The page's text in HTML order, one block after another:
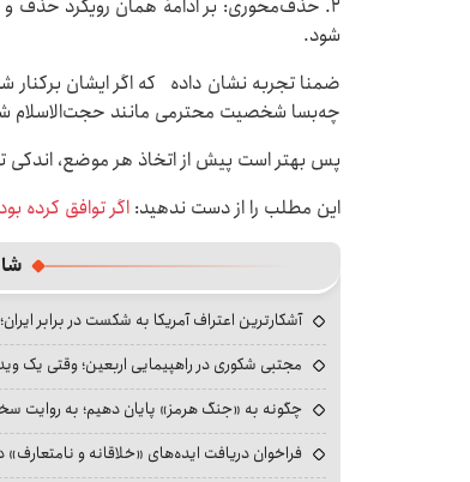
۲. حذف‌محوری: بر ادامهٔ همان رویکرد حذف و
شود.
ضمنا تجربه نشان داده که اگر ایشان برکنار
چه‌بسا شخصیت محترمی مانند حجت‌الاسلام
پس بهتر است پیش از اتخاذ هر موضع، اندکی
این مطلب را از دست ندهید:اگر توافق کرده
آشکارترین اعتراف آمریکا به شکست در برابر
مجتبی شکوری در راهپیمایی اربعین؛ وقتی یک
چگونه به «جنگ هرمز» پایان دهیم؛ به روایت
فراخوان دریافت ایده‌های «خلاقانه و نامتعارف»